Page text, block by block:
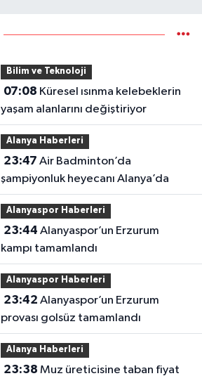
Bilim ve Teknoloji
07:08
yaşam alanlarını değiştiriyor
Alanya Haberleri
23:47
şampiyonluk heyecanı Alanya’da
Alanyaspor Haberleri
23:44
kampı tamamlandı
Alanyaspor Haberleri
23:42
provası golsüz tamamlandı
Alanya Haberleri
23:38